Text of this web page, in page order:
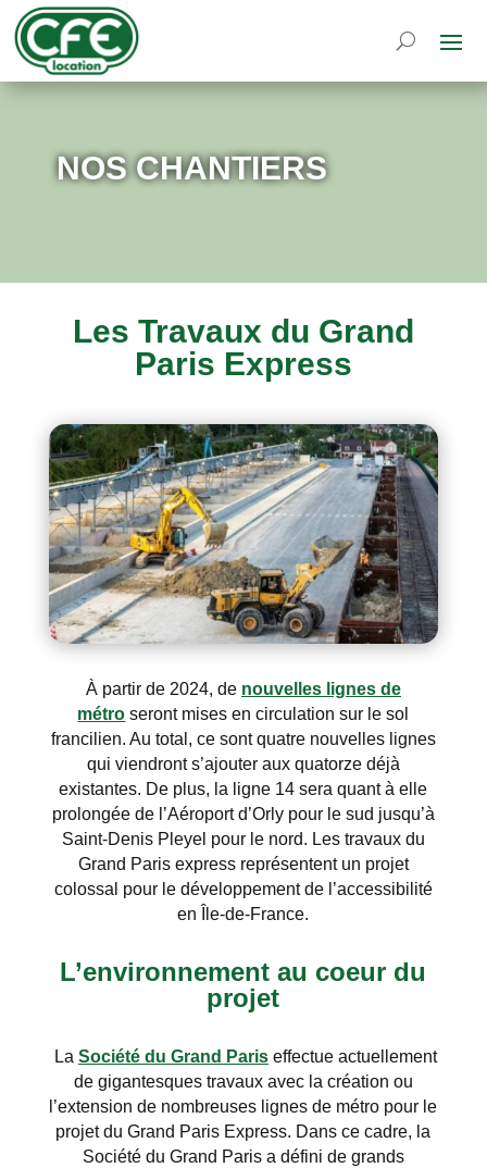
NOS CHANTIERS
Les Travaux du Grand
Paris Express
À partir de 2024, de nouvelles lignes de
métro seront mises en circulation sur le sol
francilien. Au total, ce sont quatre nouvelles lignes
qui viendront s’ajouter aux quatorze déjà
existantes. De plus, la ligne 14 sera quant à elle
prolongée de l’Aéroport d’Orly pour le sud jusqu’à
Saint-Denis Pleyel pour le nord. Les travaux du
Grand Paris express représentent un projet
colossal pour le développement de l’accessibilité
en Île-de-France.
L’environnement au coeur du
projet
La Société du Grand Pariseffectue actuellement
de gigantesques travaux avec la création ou
l’extension de nombreuses lignes de métro pour le
projet du Grand Paris Express. Dans ce cadre, la
Société du Grand Paris a défini de grands